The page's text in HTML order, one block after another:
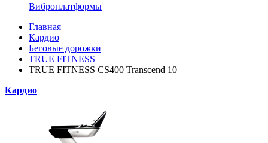
Виброплатформы
Главная
Кардио
Беговые дорожки
TRUE FITNESS
TRUE FITNESS CS400 Transcend 10
Кардио